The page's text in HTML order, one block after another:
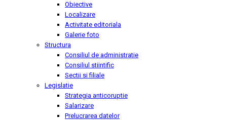
Obiective
Localizare
Activitate editoriala
Galerie foto
Structura
Consiliul de administratie
Consiliul stiintific
Sectii si filiale
Legislatie
Strategia anticoruptie
Salarizare
Prelucrarea datelor